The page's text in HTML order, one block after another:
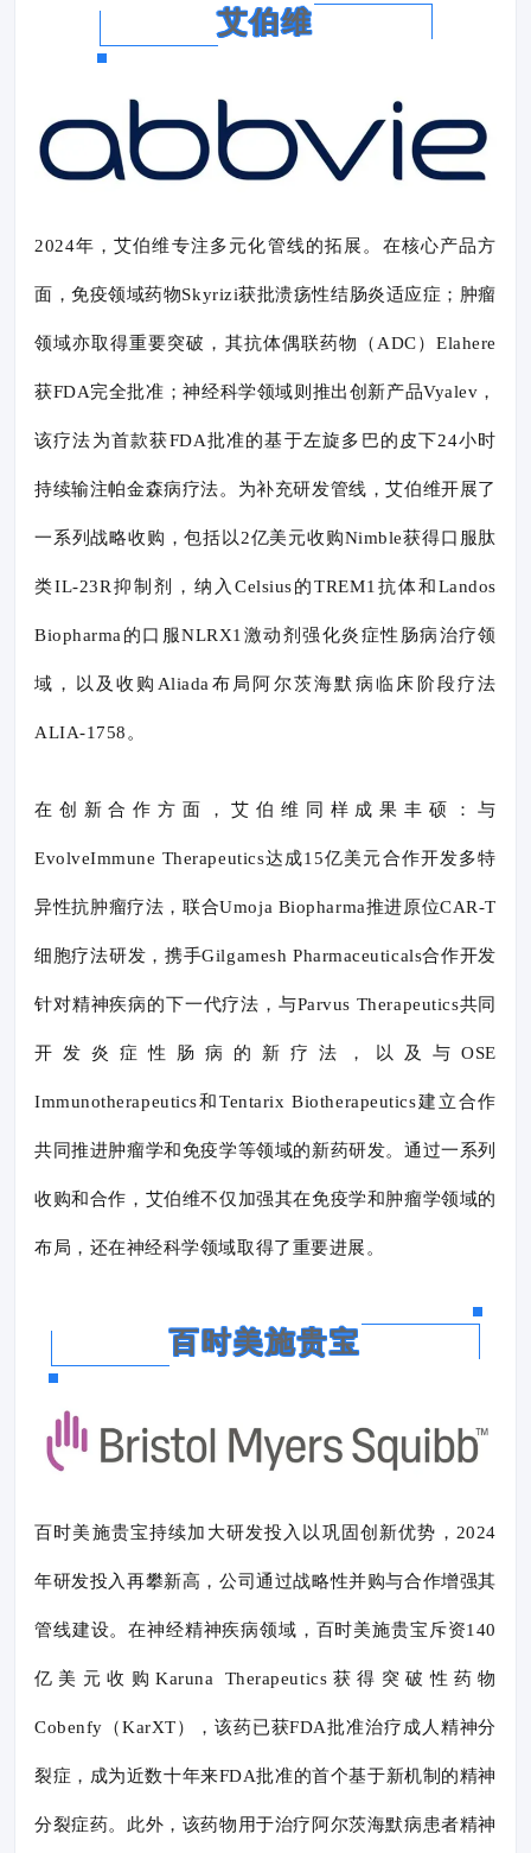
艾伯维
2024年，艾伯维专注多元化管线的拓展。在核心产品方
面，免疫领域药物Skyrizi获批溃疡性结肠炎适应症；肿瘤
领域亦取得重要突破，其抗体偶联药物（ADC）Elahere
获FDA完全批准；神经科学领域则推出创新产品Vyalev，
该疗法为首款获FDA批准的基于左旋多巴的皮下24小时
持续输注帕金森病疗法。为补充研发管线，艾伯维开展了
一系列战略收购，包括以2亿美元收购Nimble获得口服肽
类IL-23R抑制剂，纳入Celsius的TREM1抗体和Landos
Biopharma的口服NLRX1激动剂强化炎症性肠病治疗领
域，以及收购Aliada布局阿尔茨海默病临床阶段疗法
ALIA-1758。
在创新合作方面，艾伯维同样成果丰硕：与
EvolveImmune Therapeutics达成15亿美元合作开发多特
异性抗肿瘤疗法，联合Umoja Biopharma推进原位CAR-T
细胞疗法研发，携手Gilgamesh Pharmaceuticals合作开发
针对精神疾病的下一代疗法，与Parvus Therapeutics共同
开发炎症性肠病的新疗法，以及与OSE
Immunotherapeutics和Tentarix Biotherapeutics建立合作
共同推进肿瘤学和免疫学等领域的新药研发。通过一系列
收购和合作，艾伯维不仅加强其在免疫学和肿瘤学领域的
布局，还在神经科学领域取得了重要进展。
百时美施贵宝
百时美施贵宝持续加大研发投入以巩固创新优势，2024
年研发投入再攀新高，公司通过战略性并购与合作增强其
管线建设。在神经精神疾病领域，百时美施贵宝斥资140
亿美元收购Karuna Therapeutics获得突破性药物
Cobenfy（KarXT），该药已获FDA批准治疗成人精神分
裂症，成为近数十年来FDA批准的首个基于新机制的精神
分裂症药。此外，该药物用于治疗阿尔茨海默病患者精神